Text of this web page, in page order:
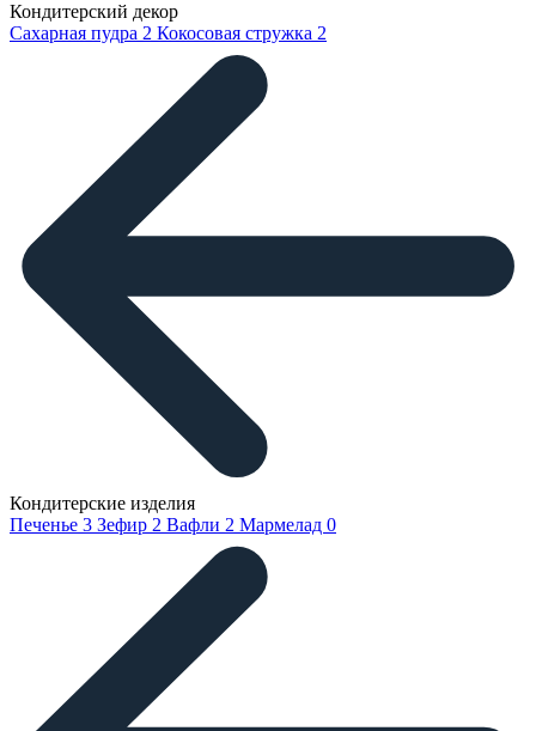
Кондитерский декор
Сахарная пудра 2 Кокосовая стружка 2
Кондитерские изделия
Печенье 3 Зефир 2 Вафли 2 Мармелад 0